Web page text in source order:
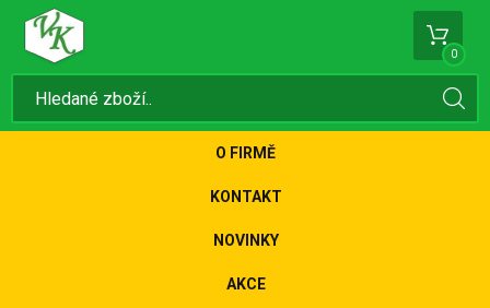
0
O FIRMĚ
KONTAKT
NOVINKY
AKCE